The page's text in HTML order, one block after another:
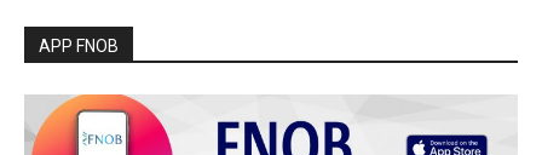
APP FNOB